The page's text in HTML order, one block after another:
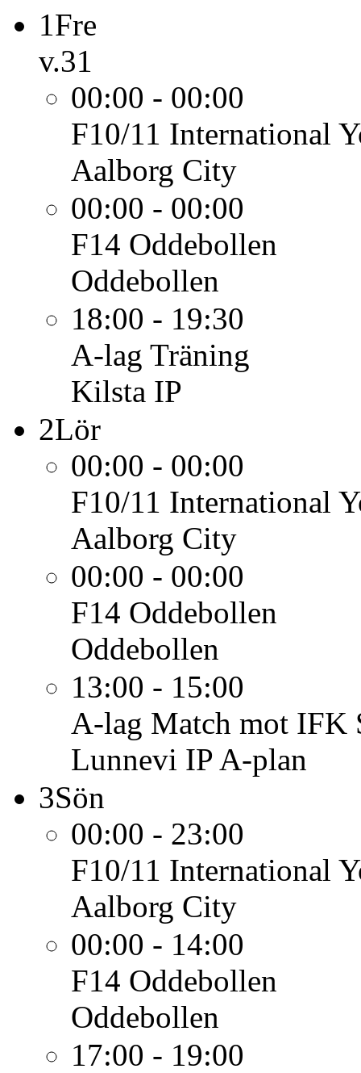
1Fre
v.31
00:00 - 00:00
F10/11 International
Aalborg City
00:00 - 00:00
F14 Oddebollen
Oddebollen
18:00 - 19:30
A-lag Träning
Kilsta IP
2Lör
00:00 - 00:00
F10/11 International
Aalborg City
00:00 - 00:00
F14 Oddebollen
Oddebollen
13:00 - 15:00
A-lag Match mot IFK
Lunnevi IP A-plan
3Sön
00:00 - 23:00
F10/11 International
Aalborg City
00:00 - 14:00
F14 Oddebollen
Oddebollen
17:00 - 19:00